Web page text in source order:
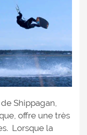
Shippagan,
offre une très
Lorsque la